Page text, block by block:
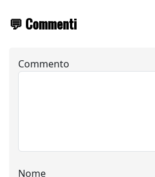
💬 Commenti